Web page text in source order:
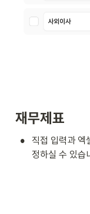
재무제표
•
직접 입력과 엑
정하실 수 있습